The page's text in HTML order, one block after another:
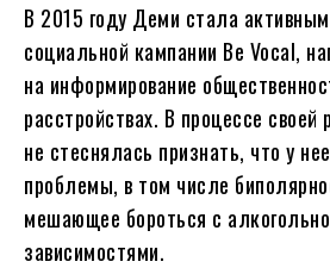
В 2015 году Деми стала
социальной кампании Be Vocal,
на информирование
расстройствах. В процессе своей
не стеснялась признать, что у
проблемы, в том числе
мешающее бороться с
зависимостями.